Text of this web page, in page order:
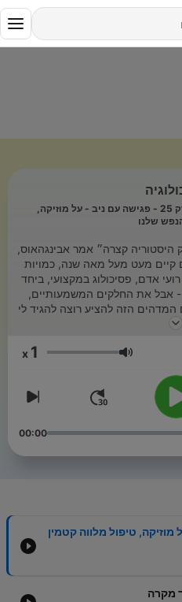
29 - פרק 25 - פגישה עם ניב - על מוזיקה,
שלנו
היסטוריה קצרה״ אמר אבינגהאוס,
שהתחום קיים מעט מעל מאה שנה, כמויות
הצטברו כאן אני, רועי אדם, פסיכולוג במקצועי, ביחד
אבל את החלקים המשמעותיים,
המעניינים, והרלוונטיים שיש לעולם המדהים הזה להציע רוצה להגיד לי
לשתף? יותר ממוזמנ.ת לפנות
עוצמת שמע 1
00:00
על מוזיקה, טיפול מלווה קטמין
מקרה